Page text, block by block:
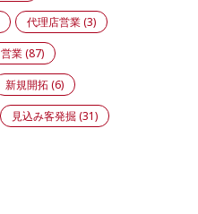
代理店営業 (3)
営業 (87)
新規開拓 (6)
見込み客発掘 (31)